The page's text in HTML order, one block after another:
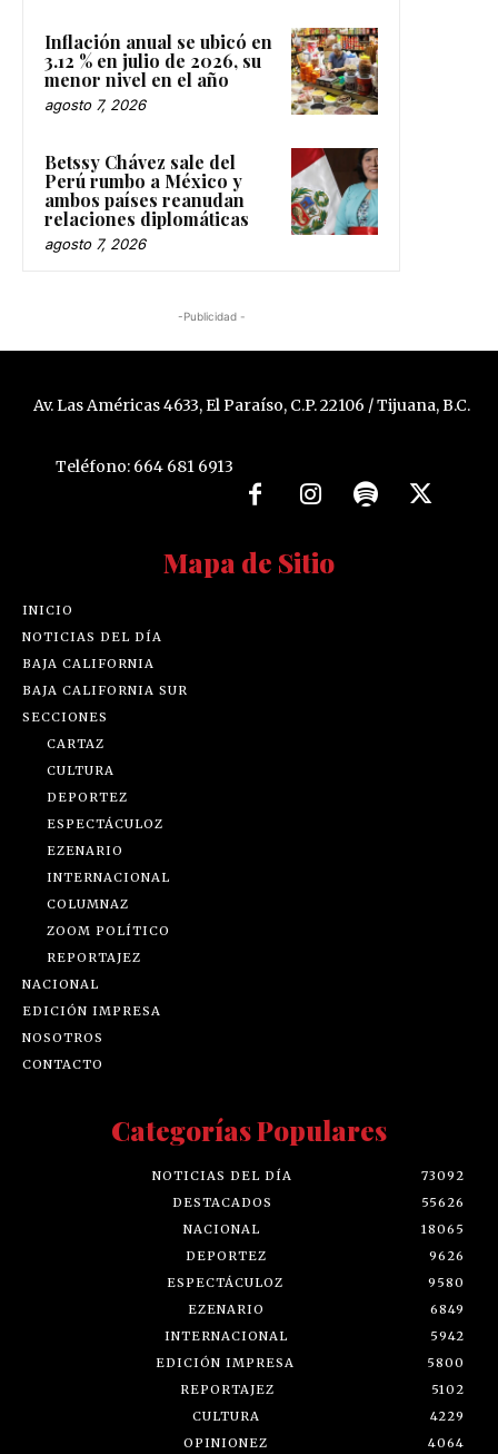
Inflación anual se ubicó en
3.12 % en julio de 2026, su
menor nivel en el año
agosto 7, 2026
Betssy Chávez sale del
Perú rumbo a México y
ambos países reanudan
relaciones diplomáticas
agosto 7, 2026
-Publicidad -
Av. Las Américas 4633, El Paraíso, C.P. 22106 / Tijuana, B.C.
Teléfono: 664 681 6913
Mapa de Sitio
INICIO
NOTICIAS DEL DÍA
BAJA CALIFORNIA
BAJA CALIFORNIA SUR
SECCIONES
CARTAZ
CULTURA
DEPORTEZ
ESPECTÁCULOZ
EZENARIO
INTERNACIONAL
COLUMNAZ
ZOOM POLÍTICO
REPORTAJEZ
NACIONAL
EDICIÓN IMPRESA
NOSOTROS
CONTACTO
Categorías Populares
NOTICIAS DEL DÍA
73092
DESTACADOS
55626
NACIONAL
18065
DEPORTEZ
9626
ESPECTÁCULOZ
9580
EZENARIO
6849
INTERNACIONAL
5942
EDICIÓN IMPRESA
5800
REPORTAJEZ
5102
CULTURA
4229
OPINIONEZ
4064